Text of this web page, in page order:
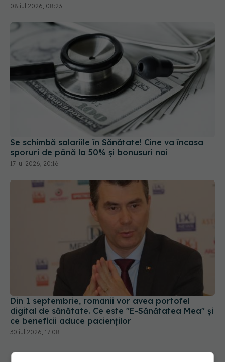
08 iul 2026, 08:23
Se schimbă salariile în Sănătate! Cine va încasa
sporuri de până la 50% și bonusuri noi
17 iul 2026, 20:16
Din 1 septembrie, românii vor avea portofel
digital de sănătate. Ce este "E-Sănătatea Mea" și
ce beneficii aduce pacienților
30 iul 2026, 17:08